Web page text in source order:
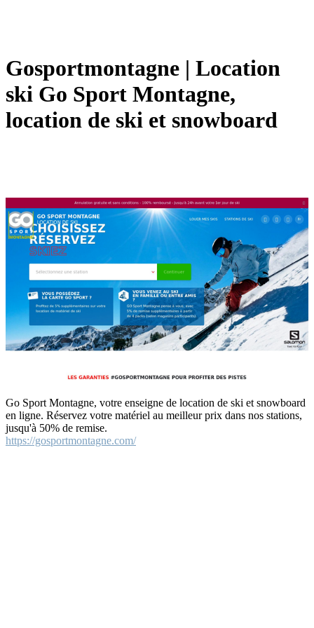
Gos­portmontag­ne | Location
ski Go Sport Montagne,
location de ski et snowboard
Go Sport Montagne, votre enseigne de location de ski et snowboard
en ligne. Réservez votre matériel au meilleur prix dans nos stations,
jusqu'à 50% de remise.
https://gosportmontagne.com/